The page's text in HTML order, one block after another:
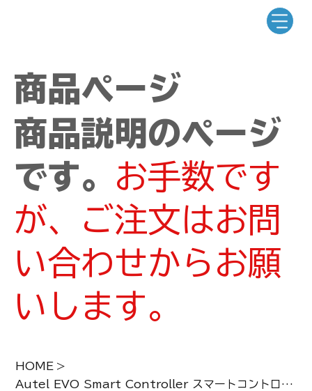
商品ページ
商品説明のページ
です。 お手数です
が、ご注文はお問
い合わせからお願
いします。
HOME >
Autel EVO Smart Controller スマートコントローラー